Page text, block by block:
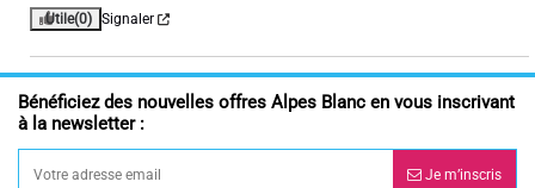
Utile(0) Signaler
Bénéficiez des nouvelles offres Alpes Blanc en vous inscrivant
à la newsletter :
Je m’inscris